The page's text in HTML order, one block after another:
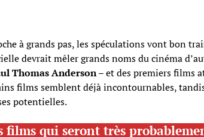
à grands pas, les spéculations vont bon
devrait mêler grands noms du cinéma
Thomas Anderson– et des premiers films
films semblent déjà incontournables,
potentielles.
films qui seront très